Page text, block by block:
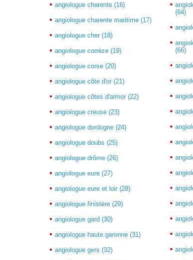
angiologue charente (16)
angiologue charente maritime (17)
angiologue cher (18)
angiologue corrèze (19)
angiologue corse (20)
angiologue côte d'or (21)
angiologue côtes d'armor (22)
angiologue creuse (23)
angiologue dordogne (24)
angiologue doubs (25)
angiologue drôme (26)
angiologue eure (27)
angiologue eure et loir (28)
angiologue finistère (29)
angiologue gard (30)
angiologue haute garonne (31)
angiologue gers (32)
(64)
(66)